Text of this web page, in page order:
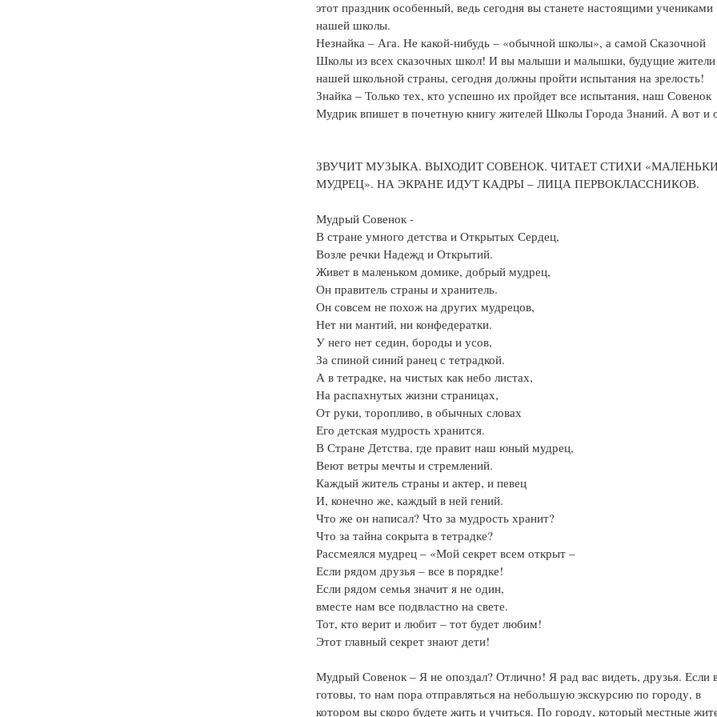
этот праздник особенный, ведь сегодня вы станете настоящими учениками
нашей школы.
Незнайка – Ага. Не какой-нибудь – «обычной школы», а самой Сказочной
Школы из всех сказочных школ! И вы малыши и малышки, будущие жители
нашей школьной страны, сегодня должны пройти испытания на зрелость!
Знайка – Только тех, кто успешно их пройдет все испытания, наш Совенок
Мудрик впишет в почетную книгу жителей Школы Города Знаний. А вот и
ЗВУЧИТ МУЗЫКА. ВЫХОДИТ СОВЕНОК. ЧИТАЕТ СТИХИ
МУДРЕЦ». НА ЭКРАНЕ ИДУТ КАДРЫ – ЛИЦА ПЕРВОКЛАССНИКОВ.
Мудрый Совенок -
В стране умного детства и Открытых Сердец,
Возле речки Надежд и Открытий.
Живет в маленьком домике, добрый мудрец,
Он правитель страны и хранитель.
Он совсем не похож на других мудрецов,
Нет ни мантий, ни конфедератки.
У него нет седин, бороды и усов,
За спиной синий ранец с тетрадкой.
А в тетрадке, на чистых как небо листах,
На распахнутых жизни страницах,
От руки, торопливо, в обычных словах
Его детская мудрость хранится.
В Стране Детства, где правит наш юный мудрец,
Веют ветры мечты и стремлений.
Каждый житель страны и актер, и певец
И, конечно же, каждый в ней гений.
Что же он написал? Что за мудрость хранит?
Что за тайна сокрыта в тетрадке?
Рассмеялся мудрец – «Мой секрет всем открыт –
Если рядом друзья – все в порядке!
Если рядом семья значит я не один,
вместе нам все подвластно на свете.
Тот, кто верит и любит – тот будет любим!
Этот главный секрет знают дети!
Мудрый Совенок – Я не опоздал? Отлично! Я рад вас видеть, друзья. Если
готовы, то нам пора отправляться на небольшую экскурсию по городу, в
котором вы скоро будете жить и учиться. По городу, который местные